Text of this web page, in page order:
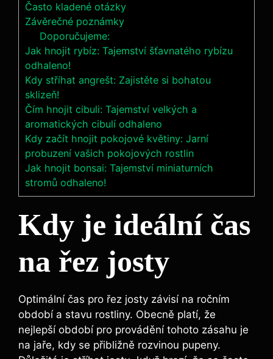
Často ⁢kladené otázky
Závěrečné poznámky
Doporučujeme:
Jak hnojit rybíz: Tajemství šťavnatého rybízu
odhaleno!
Kdy stříhat angrešt: Zajistěte si bohatou
sklizeň!
Čím hnojit cibuli: Tajemství velkých a
aromatických cibulí odhaleno
Kdy začít hnojit pokojové květiny: Jarní
probuzení vašich pokojových rostlin
Jak hnojit bonsai: Tajemství miniaturních
stromů odhaleno!
Kdy je ideální čas
⁢na řez josty
Optimální čas pro⁣ řez josty závisí na⁣ ročním
období a stavu rostliny. Obecně platí, že
nejlepší období pro provádění tohoto zásahu je
na jaře, kdy se přibližně rozvinou pupeny.